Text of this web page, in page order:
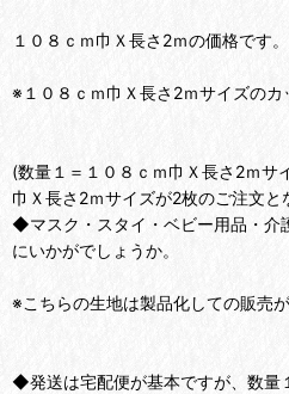
１０８ｃｍ巾Ｘ長さ2ｍの価格です
※１０８ｃｍ巾Ｘ長さ2ｍサイズのカ
(数量１＝１０８ｃｍ巾Ｘ長さ2ｍサ
巾Ｘ長さ2ｍサイズが2枚のご注文と
◆マスク・スタイ・ベビー用品・介
にいかがでしょうか。
※こちらの生地は製品化しての販売が
◆発送は宅配便が基本ですが、数量